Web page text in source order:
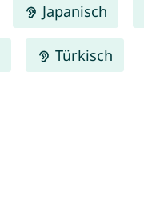
Japanisch
Türkisch